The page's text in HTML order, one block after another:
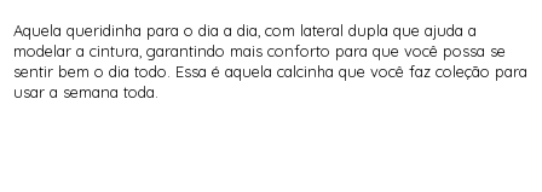
Aquela queridinha para o dia a dia, com lateral dupla que ajuda a
modelar a cintura, garantindo mais conforto para que você possa se
sentir bem o dia todo. Essa é aquela calcinha que você faz coleção para
usar a semana toda.